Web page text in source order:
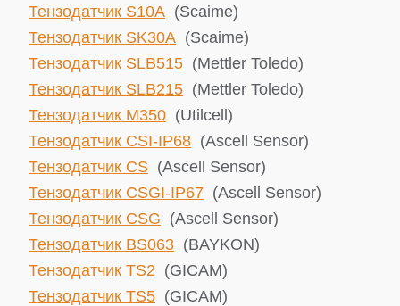
Тензодатчик S10A (Scaime)
Тензодатчик SK30A (Scaime)
Тензодатчик SLB515 (Mettler Toledo)
Тензодатчик SLB215 (Mettler Toledo)
Тензодатчик М350 (Utilcell)
Тензодатчик CSI-IP68 (Ascell Sensor)
Тензодатчик CS (Ascell Sensor)
Тензодатчик CSGI-IP67 (Ascell Sensor)
Тензодатчик CSG (Ascell Sensor)
Тензодатчик BS063 (BAYKON)
Тензодатчик TS2 (GICAM)
Тензодатчик TS5 (GICAM)